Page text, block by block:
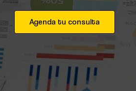
Agenda tu consulta